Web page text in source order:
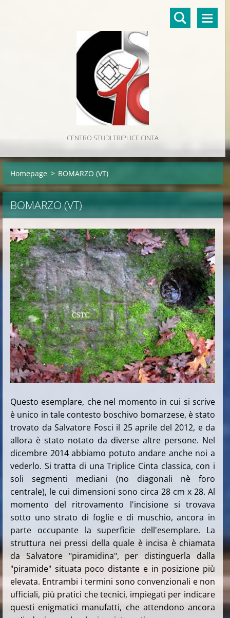
CENTRO STUDI TRIPLICE CINTA
Homepage > BOMARZO (VT)
BOMARZO (VT)
Questo esemplare, che nel momento in cui si scrive
è unico in tale contesto boschivo bomarzese, è stato
trovato da Salvatore Fosci il 25 aprile del 2012, e da
allora è stato notato da diverse altre persone. Nel
dicembre 2014 abbiamo potuto andare anche noi a
vederlo. Si tratta di una Triplice Cinta classica, con i
soli segmenti mediani (no diagonali nè foro
centrale), le cui dimensioni sono circa 28 cm x 28. Al
momento del ritrovamento l'incisione si trovava
sotto uno strato di foglie e di muschio, ancora in
parte occupante la superficie dell'esemplare. La
struttura nei pressi della quale è incisa è chiamata
da Salvatore "piramidina", per distinguerla dalla
"piramide" situata poco distante e in posizione più
elevata. Entrambi i termini sono convenzionali e non
ufficiali, più pratici che tecnici, impiegati per indicare
questi enigmatici manufatti, che attendono ancora